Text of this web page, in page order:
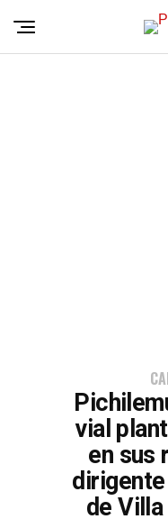
vial
en sus
de Villa